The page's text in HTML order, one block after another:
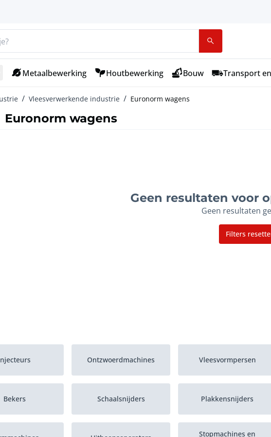
Metaalbewerking Houtbewerking Bouw Transport
Vleesverwerkende industrie Euronorm wagens
Euronorm wagens
Geen resultaten voor
Geen resultaten
Filters
Ontzwoerdmachines Vleesvormpersen
Bekers Schaalsnijders Plakkensnijders
Stopmachines en